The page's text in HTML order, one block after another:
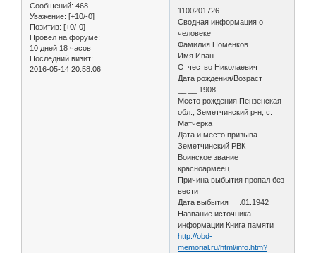
Сообщений: 468
Уважение: [+10/-0]
Позитив: [+0/-0]
Провел на форуме:
10 дней 18 часов
Последний визит:
2016-05-14 20:58:06
1100201726
Сводная информация о
человеке
Фамилия Поменков
Имя Иван
Отчество Николаевич
Дата рождения/Возраст
__.__.1908
Место рождения Пензенская
обл., Земетчинский р-н, с.
Матчерка
Дата и место призыва
Земетчинский РВК
Воинское звание
красноармеец
Причина выбытия пропал без
вести
Дата выбытия __.01.1942
Название источника
информации Книга памяти
http://obd-
memorial.ru/html/info.htm?